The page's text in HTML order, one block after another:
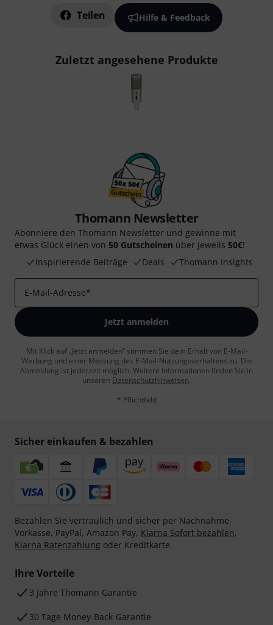
Teilen Hilfe & Feedback
Zuletzt angesehene Produkte
Thomann Newsletter
Abonniere den Thomann Newsletter und gewinne mit
etwas Glück einen von 50 Gutscheinen über jeweils 50€!
Inspirierende Beiträge
Deals Thomann Insights
E-Mail-Adresse*
Jetzt anmelden
Mit Klick auf „Jetzt anmelden“ stimmen Sie dem Erhalt von E-Mail-
Werbung und einer Messung des E-Mail-Nutzungsverhaltens zu. Die
Abmeldung ist jederzeit möglich. Weitere Informationen finden Sie in
unseren Datenschutzhinweisen.
* Pflichtfeld
Sicher einkaufen & bezahlen
Bezahlen Sie vertraulich und sicher per Nachnahme,
Vorkasse, PayPal, Amazon Pay, Klarna Sofort bezahlen,
Klarna Ratenzahlung oder Kreditkarte.
Ihre Vorteile
3 Jahre Thomann Garantie
30 Tage Money-Back-Garantie